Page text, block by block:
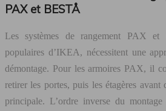
PAX et BESTÅ
Les systèmes de rangement PAX
populaires d’IKEA, nécessitent une
démontage. Pour les armoires PAX, il
retirer les portes, puis les étagères avant
principale. L’ordre inverse du